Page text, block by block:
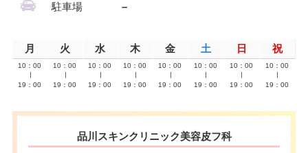
駐車場 –
月 火 水 木 金 土 日 祝
10：00
19：00
10：00
19：00
10：00
19：00
10：00
19：00
10：00
19：00
10：00
19：00
10：00
19：00
10：00
19：00
品川スキンクリニック美容皮フ科